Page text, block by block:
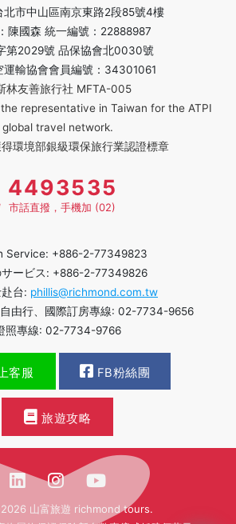
北市中山區南京東路2段85號4樓
陳國森 統一編號：22888987
第2029號 品保協會北0030號
運輸協會會員編號：34301061
林友善旅行社 MFTA-005
representative in Taiwan for the ATPI
global travel network.
環境部銀級環保旅行業認證標章
4493535
市話直撥，手機加 (02)
Service: +886-2-77349823
サービス: +886-2-77349826
台: phillis@richmond.com.tw
由行、國際訂房專線: 02-7734-9656
照專線: 02-7734-9766
客服 FB粉絲團
旅遊攻略
山富旅遊 richmond tours.